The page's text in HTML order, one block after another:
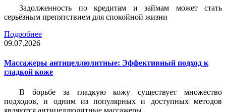
Задолженность по кредитам и займам может стать
серьёзным препятствием для спокойной жизни
Подробнее
09.07.2026
Массажеры антицеллюлитные: Эффективный подход к
гладкой коже
В борьбе за гладкую кожу существует множество
подходов, и одним из популярных и доступных методов
являются антицеллюлитные массажеры